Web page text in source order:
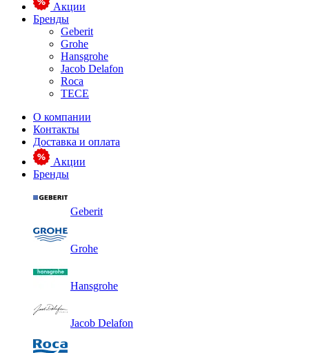
Акции
Бренды
Geberit
Grohe
Hansgrohe
Jacob Delafon
Roca
TECE
О компании
Контакты
Доставка и оплата
Акции
Бренды
Geberit
Grohe
Hansgrohe
Jacob Delafon